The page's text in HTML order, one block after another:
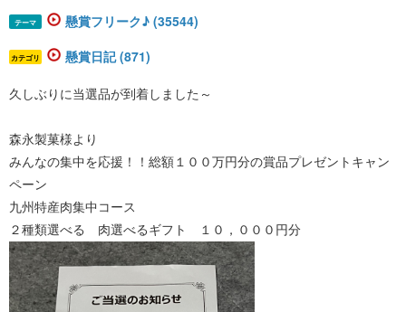
テーマ 懸賞フリーク♪ (35544)
カテゴリ 懸賞日記 (871)
久しぶりに当選品が到着しました～
森永製菓様より
みんなの集中を応援！！総額１００万円分の賞品プレゼントキャン
ペーン
九州特産肉集中コース
２種類選べる 肉選べるギフト １０，０００円分